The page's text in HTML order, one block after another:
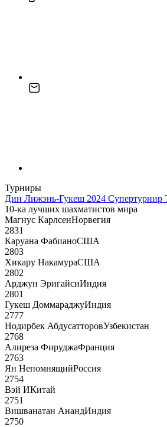
Турниры
Дин Лижэнь-Гукеш 2024 Супертурнир
10-ка лучших шахматистов мира
Магнус КарлсенНорвегия
2831
Каруана ФабианоСША
2803
Хикару НакамураСША
2802
Арджун ЭригайсиИндия
2801
Гукеш ДоммараджуИндия
2777
Нодирбек АбдусатторовУзбекистан
2768
Алиреза ФируджаФранция
2763
Ян НепомнящийРоссия
2754
Вэй ИКитай
2751
Вишванатан АнандИндия
2750